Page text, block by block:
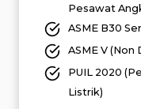
Pesawat
ASME B30
ASME V
PUIL 2020
Listrik)